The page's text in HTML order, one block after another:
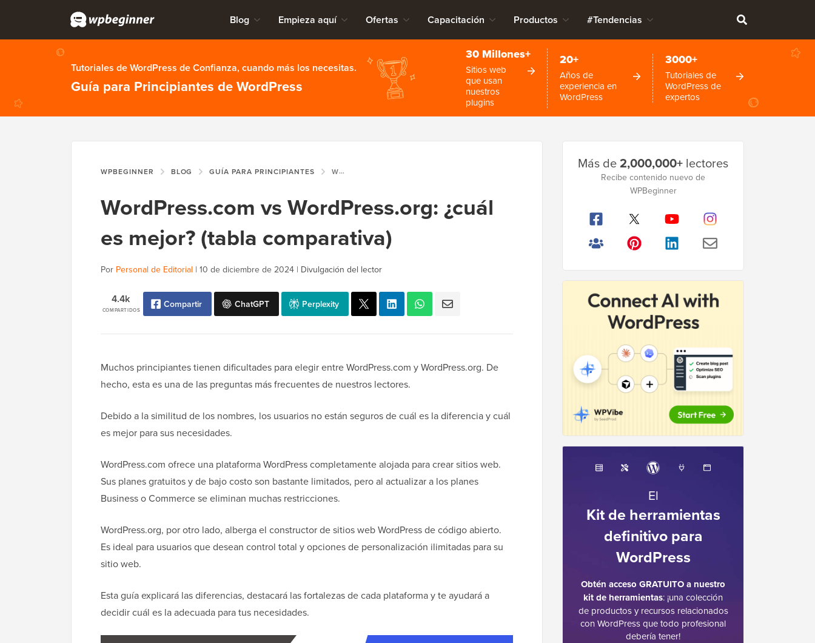
Blog Empieza aquí Ofertas Capacitación Productos #Tendencias
Tutoriales de WordPress de Confianza, cuando más los necesitas.
Guía para Principiantes de WordPress
30 Millones+
Sitios web
que usan
nuestros
plugins
20+
Años de
experiencia en
WordPress
3000+
Tutoriales de
WordPress de
expertos
WPBEGINNER BLOG GUÍA PARA PRINCIPIANTES WORDPRESS.COM VS WORDPRESS.ORG: ¿CUÁL ES MEJOR? (TABLA COMPARATIVA)
WordPress.com vs WordPress.org: ¿cuál
es mejor? (tabla comparativa)
Por Personal de Editorial | 10 de diciembre de 2024 | Divulgación del lector
COMPARTIDOS
4.4k Compartir ChatGPT Perplexity
Muchos principiantes tienen dificultades para elegir entre WordPress.com y WordPress.org. De
hecho, esta es una de las preguntas más frecuentes de nuestros lectores.
Debido a la similitud de los nombres, los usuarios no están seguros de cuál es la diferencia y cuál
es mejor para sus necesidades.
WordPress.com ofrece una plataforma WordPress completamente alojada para crear sitios web.
Sus planes gratuitos y de bajo costo son bastante limitados, pero al actualizar a los planes
Business o Commerce se eliminan muchas restricciones.
WordPress.org, por otro lado, alberga el constructor de sitios web WordPress de código abierto.
Es ideal para usuarios que desean control total y opciones de personalización ilimitadas para su
sitio web.
Esta guía explicará las diferencias, destacará las fortalezas de cada plataforma y te ayudará a
decidir cuál es la adecuada para tus necesidades.
lateral
Más de2,000,000+ lectores
Recibe contenido nuevo de
WPBeginner
El
Kit de herramientas
definitivo para
WordPress
Obtén acceso GRATUITO a nuestro
kit de herramientas: ¡una colección
de productos y recursos relacionados
con WordPress que todo profesional
debería tener!